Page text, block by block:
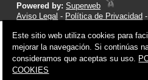
Powered by:Superweb
Aviso Legal - Política de Privacidad -
Este sitio web utiliza cookies para
mejorar la navegación. Si continúas
consideramos que aceptas su uso.
COOKIES